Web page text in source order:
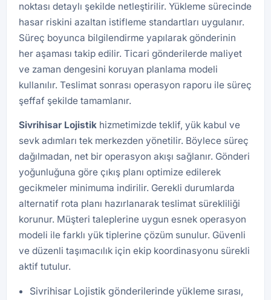
noktası detaylı şekilde netleştirilir. Yükleme sürecinde
hasar riskini azaltan istifleme standartları uygulanır.
Süreç boyunca bilgilendirme yapılarak gönderinin
her aşaması takip edilir. Ticari gönderilerde maliyet
ve zaman dengesini koruyan planlama modeli
kullanılır. Teslimat sonrası operasyon raporu ile süreç
şeffaf şekilde tamamlanır.
Sivrihisar Lojistik hizmetimizde teklif, yük kabul ve
sevk adımları tek merkezden yönetilir. Böylece süreç
dağılmadan, net bir operasyon akışı sağlanır. Gönderi
yoğunluğuna göre çıkış planı optimize edilerek
gecikmeler minimuma indirilir. Gerekli durumlarda
alternatif rota planı hazırlanarak teslimat sürekliliği
korunur. Müşteri taleplerine uygun esnek operasyon
modeli ile farklı yük tiplerine çözüm sunulur. Güvenli
ve düzenli taşımacılık için ekip koordinasyonu sürekli
aktif tutulur.
Sivrihisar Lojistik gönderilerinde yükleme sırası,